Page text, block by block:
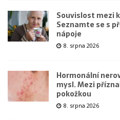
Souvislost mezi
Seznamte se s
nápoje
8. srpna 2026
Hormonální
mysl. Mezi
pokožkou
8. srpna 2026